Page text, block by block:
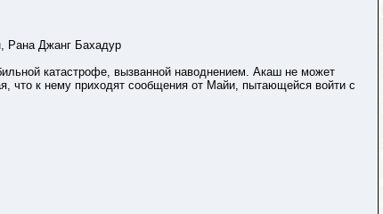
Рана Джанг Бахадур
катастрофе, вызванной наводнением. Акаш не может
что к нему приходят сообщения от Майи, пытающейся войти с